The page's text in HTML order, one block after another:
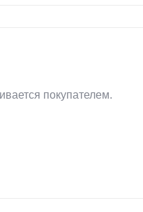
покупателем.